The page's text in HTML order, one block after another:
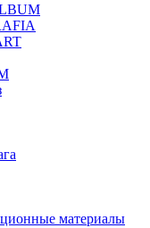
материалы